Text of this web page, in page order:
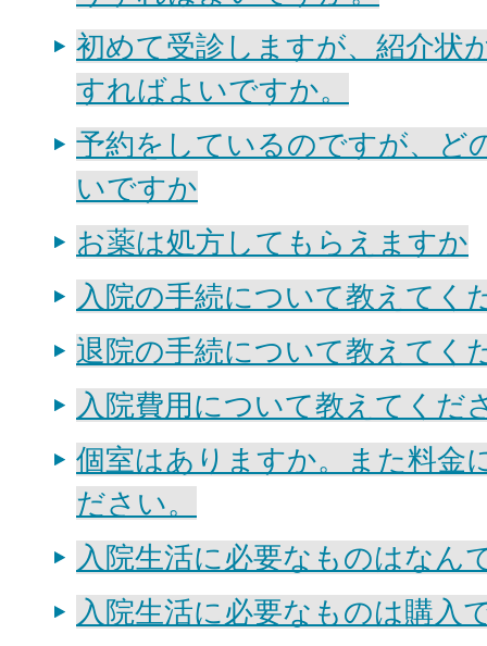
初めて受診しますが、紹介状
すればよいですか。
予約をしているのですが、ど
いですか
お薬は処方してもらえますか
入院の手続について教えてく
退院の手続について教えてく
入院費用について教えてくだ
個室はありますか。また料金
ださい。
入院生活に必要なものはなん
入院生活に必要なものは購入